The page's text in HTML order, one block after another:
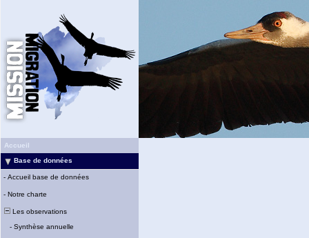
Accueil
Base de données
- Accueil base de données
- Notre charte
Les observations
- Synthèse annuelle